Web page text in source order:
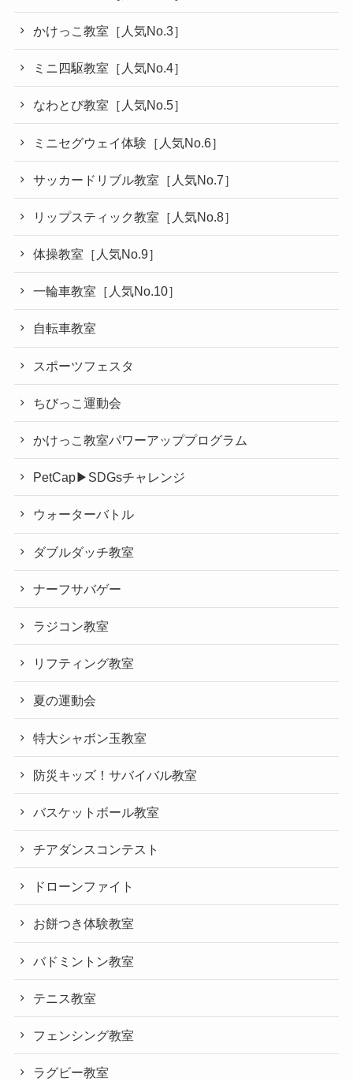
かけっこ教室［人気No.3］
ミニ四駆教室［人気No.4］
なわとび教室［人気No.5］
ミニセグウェイ体験［人気No.6］
サッカードリブル教室［人気No.7］
リップスティック教室［人気No.8］
体操教室［人気No.9］
一輪車教室［人気No.10］
自転車教室
スポーツフェスタ
ちびっこ運動会
かけっこ教室パワーアッププログラム
PetCap▶︎SDGsチャレンジ
ウォーターバトル
ダブルダッチ教室
ナーフサバゲー
ラジコン教室
リフティング教室
夏の運動会
特大シャボン玉教室
防災キッズ！サバイバル教室
バスケットボール教室
チアダンスコンテスト
ドローンファイト
お餅つき体験教室
バドミントン教室
テニス教室
フェンシング教室
ラグビー教室